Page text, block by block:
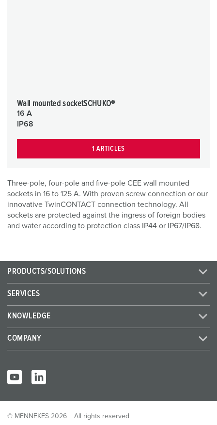
Wall mounted socketSCHUKO®
16 A
IP68
1 ARTICLES
Three-pole, four-pole and five-pole CEE wall mounted
sockets in 16 to 125 A. With proven screw connection or our
innovative TwinCONTACT connection technology. All
sockets are protected against the ingress of foreign bodies
and water according to protection class IP44 or IP67/IP68.
PRODUCTS/SOLUTIONS
SERVICES
KNOWLEDGE
COMPANY
© MENNEKES 2026 All rights reserved